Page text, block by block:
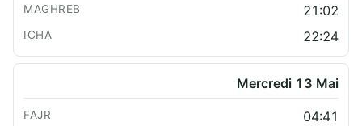
21:02
22:24
Mercredi 13 Mai
04:41